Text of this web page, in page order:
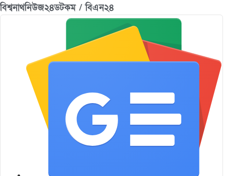
বিশ্বনাথনিউজ২৪ডটকম / বিএন২৪